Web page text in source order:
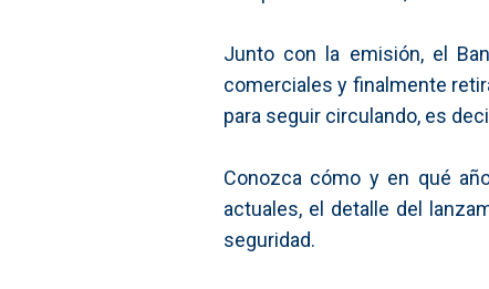
Junto con la emisión, el
comerciales y finalmente
para seguir circulando, es
Conozca cómo y en qué
actuales, el detalle del
seguridad.